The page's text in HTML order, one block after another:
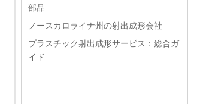
部品
ノースカロライナ州の射出成形会社
プラスチック射出成形サービス：総合ガ
イド